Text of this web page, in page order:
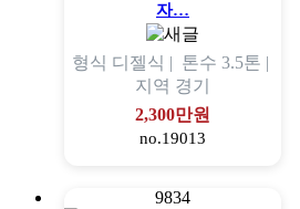
자…
형식 디젤식 | 톤수 3.5톤 |
지역 경기
2,300만원
no.19013
9834